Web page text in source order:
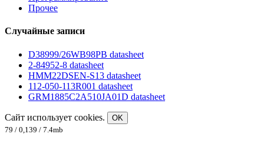
Прочее
Случайные записи
D38999/26WB98PB datasheet
2-84952-8 datasheet
HMM22DSEN-S13 datasheet
112-050-113R001 datasheet
GRM1885C2A510JA01D datasheet
Сайт использует cookies.
OK
79 / 0,139 / 7.4mb